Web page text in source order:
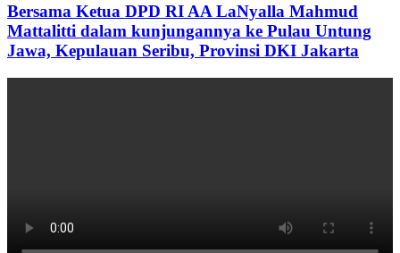
Bersama Ketua DPD RI AA LaNyalla Mahmud
Mattalitti dalam kunjungannya ke Pulau Untung
Jawa, Kepulauan Seribu, Provinsi DKI Jakarta